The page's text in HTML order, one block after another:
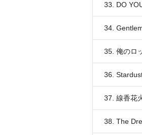
33. DO
34.
35. 俺のロ
36.
37. 線香花
38. The